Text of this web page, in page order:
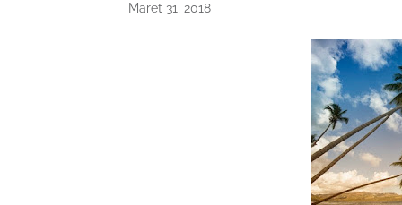
Maret 31, 2018